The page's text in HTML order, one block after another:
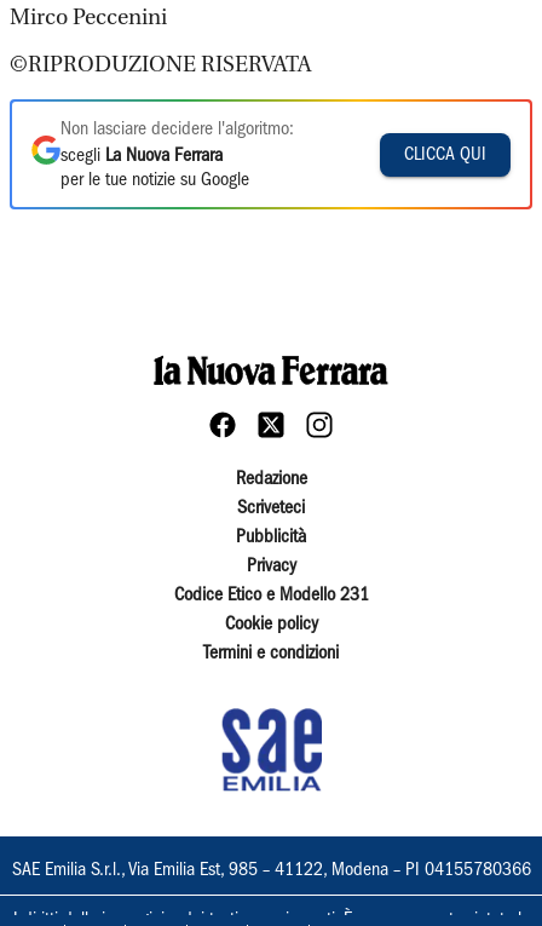
Mirco Peccenini
©RIPRODUZIONE RISERVATA
Non lasciare decidere l'algoritmo:
scegli La Nuova Ferrara
per le tue notizie su Google
CLICCA QUI
Redazione
Scriveteci
Pubblicità
Privacy
Codice Etico e Modello 231
Cookie policy
Termini e condizioni
SAE Emilia S.r.l., Via Emilia Est, 985 – 41122, Modena – PI 04155780366
I diritti delle immagini e dei testi sono riservati. È espressamente vietata la